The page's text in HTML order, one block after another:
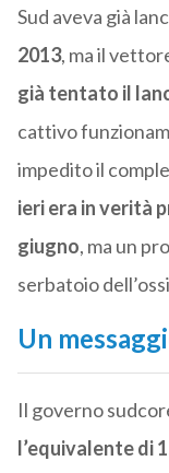
Sud aveva già
2013, ma il
già tentato il
cattivo
impedito il
ieri era in verità
giugno, ma un
serbatoio
Un
Il governo
l’equivalente di